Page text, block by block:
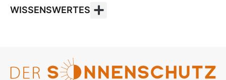
WISSENSWERTES